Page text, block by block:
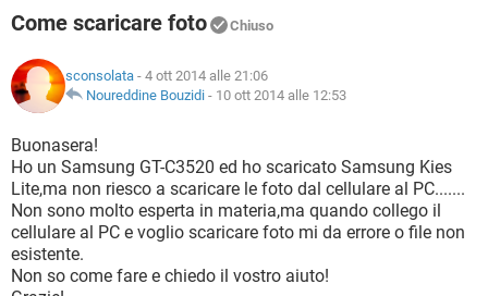
INSTAGRAM WHATSAPP
TIKTOK
HARDWARE
INSTAGRAM WHATSAPP
TIKTOK
HARDWARE
COVID-19 GAMING
INTRATTENIMENTO
iOS WINDOWS 10
INSTAGRAM
TIKTOK FACEBOOK
HARDWARE
COVID-19 GAMING
INTRATTENIMENTO
iOS
INSTAGRAM WHATSAPP
TIKTOK FACEBOOK
HARDWARE
GLOSSARIO
INTRATTENIMENTO ANDROID
iOS WINDOWS 10
INSTAGRAM
TIKTOK FACEBOOK
Come scaricare foto Chiuso
sconsolata - 4 ott 2014 alle 21:06
Noureddine Bouzidi - 10 ott 2014 alle 12:53
Buonasera!
Ho un Samsung GT-C3520 ed ho scaricato Samsung Kies
Lite,ma non riesco a scaricare le foto dal cellulare al PC.......
Non sono molto esperta in materia,ma quando collego il
cellulare al PC e voglio scaricare foto mi da errore o file non
esistente.
Non so come fare e chiedo il vostro aiuto!